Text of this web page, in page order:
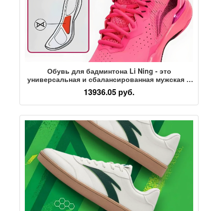
Обувь для бадминтона Li Ning - это
универсальная и сбалансированная мужская и
женская нескользящая спортивная обувь для
тренировок и соревнований с высокой
эластичностью и амортизацией.
13936.05 руб.